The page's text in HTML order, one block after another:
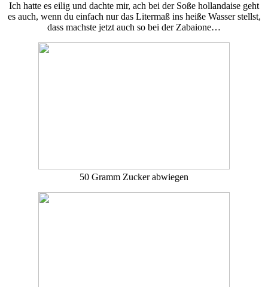
Ich hatte es eilig und dachte mir, ach bei der Soße hollandaise geht
es auch, wenn du einfach nur das Litermaß ins heiße Wasser stellst,
dass machste jetzt auch so bei der Zabaione…
50 Gramm Zucker abwiegen